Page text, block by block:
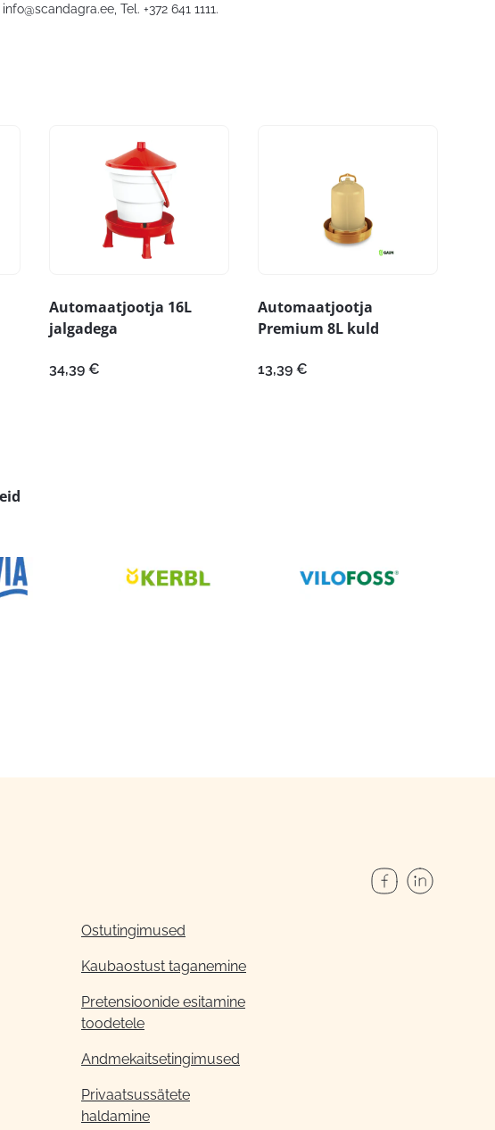
info@scandagra.ee , Tel. +372 641 1111.
Automaatjootja 16L
jalgadega
34,39 €
Automaatjootja
Premium 8L kuld
13,39 €
Ostutingimused
Kaubaostust taganemine
Pretensioonide esitamine
toodetele
Andmekaitsetingimused
Privaatsussätete
haldamine